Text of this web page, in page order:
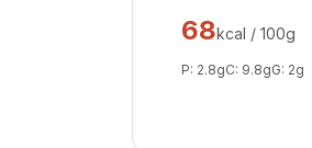
68kcal / 100g
P: 2.8gC: 9.8gG: 2g